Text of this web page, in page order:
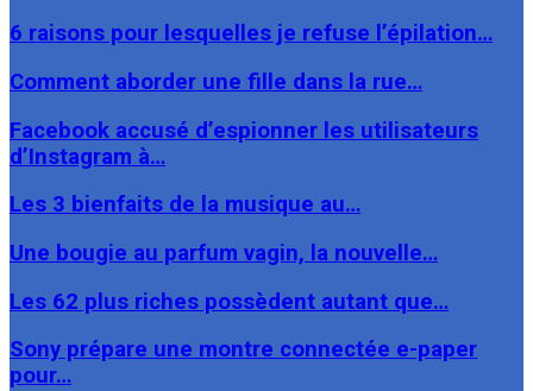
6 raisons pour lesquelles je refuse l’épilation…
Comment aborder une fille dans la rue…
Facebook accusé d’espionner les utilisateurs
d’Instagram à…
Les 3 bienfaits de la musique au…
Une bougie au parfum vagin, la nouvelle…
Les 62 plus riches possèdent autant que…
Sony prépare une montre connectée e-paper
pour…